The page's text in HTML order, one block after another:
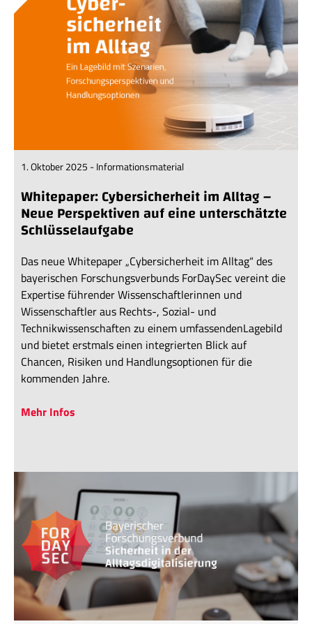
1. Oktober 2025 - Informationsmaterial
Whitepaper: Cybersicherheit im Alltag –
Neue Perspektiven auf eine unterschätzte
Schlüsselaufgabe
Das neue Whitepaper „Cybersicherheit im Alltag“ des
bayerischen Forschungsverbunds ForDaySec vereint die
Expertise führender Wissenschaftlerinnen und
Wissenschaftler aus Rechts-, Sozial- und
Technikwissenschaften zu einem umfassendenLagebild
und bietet erstmals einen integrierten Blick auf
Chancen, Risiken und Handlungsoptionen für die
kommenden Jahre.
Mehr Infos